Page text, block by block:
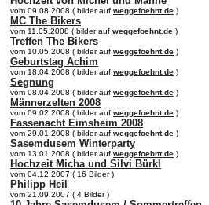
vom 09.08.2008 ( bilder auf weggefoehnt.de )
MC The Bikers
vom 11.05.2008 ( bilder auf weggefoehnt.de )
Treffen The Bikers
vom 10.05.2008 ( bilder auf weggefoehnt.de )
Geburtstag Achim
vom 18.04.2008 ( bilder auf weggefoehnt.de )
Segnung
vom 08.04.2008 ( bilder auf weggefoehnt.de )
Männerzelten 2008
vom 09.02.2008 ( bilder auf weggefoehnt.de )
Fassenacht Eimsheim 2008
vom 29.01.2008 ( bilder auf weggefoehnt.de )
Sasemdusem Winterparty
vom 13.01.2008 ( bilder auf weggefoehnt.de )
Hochzeit Micha und Silvi Bürkl
vom 04.12.2007 ( 16 Bilder )
Philipp Heil
vom 21.09.2007 ( 4 Bilder )